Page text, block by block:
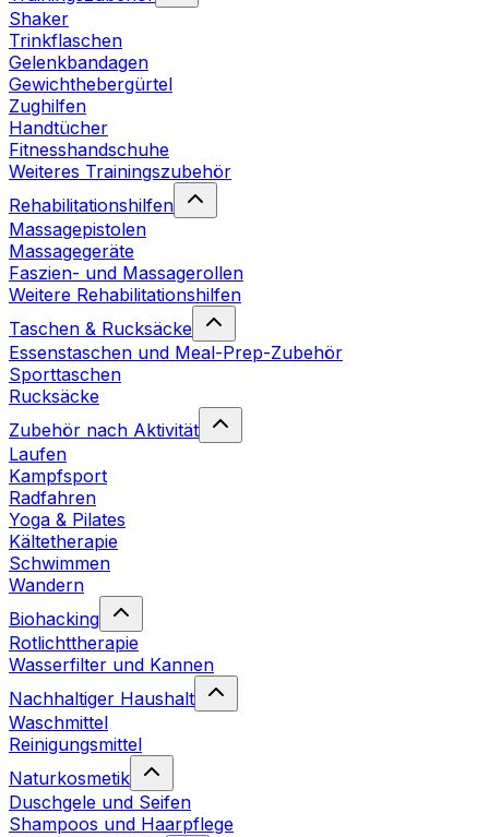
Shaker
Trinkflaschen
Gelenkbandagen
Gewichthebergürtel
Zughilfen
Handtücher
Fitnesshandschuhe
Weiteres Trainingszubehör
Rehabilitationshilfen
Massagepistolen
Massagegeräte
Faszien- und Massagerollen
Weitere Rehabilitationshilfen
Taschen & Rucksäcke
Essenstaschen und Meal-Prep-Zubehör
Sporttaschen
Rucksäcke
Zubehör nach Aktivität
Laufen
Kampfsport
Radfahren
Yoga & Pilates
Kältetherapie
Schwimmen
Wandern
Biohacking
Rotlichttherapie
Wasserfilter und Kannen
Nachhaltiger Haushalt
Waschmittel
Reinigungsmittel
Naturkosmetik
Duschgele und Seifen
Shampoos und Haarpflege